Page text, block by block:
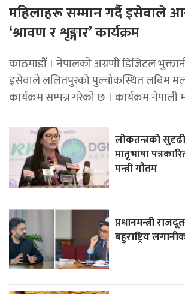
महिलाहरू सम्मान गर्दै इसेवाले
‘श्रावण र शृङ्गार’ कार्यक्रम
काठमाडौँ । नेपालको अग्रणी डिजिटल
इसेवाले ललितपुरको पुल्चोकस्थित लबिम
कार्यक्रम सम्पन्न गरेको छ । कार्यक्रम नेपाली
लोकतन्त्रको
मातृभाषा
मन्त्री गौतम
प्रधानमन्त्री
बहुराष्ट्रिय